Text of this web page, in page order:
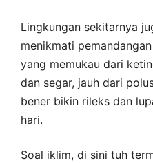
Lingkungan sekitarnya
menikmati
yang memukau dari
dan segar, jauh dari
bener bikin rileks dan
hari.
Soal iklim, di sini tuh